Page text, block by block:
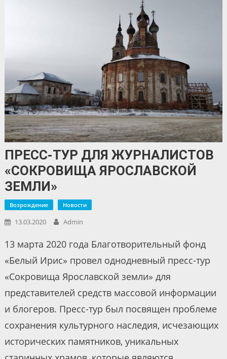
ПРЕСС-ТУР ДЛЯ ЖУРНАЛИСТОВ
«СОКРОВИЩА ЯРОСЛАВСКОЙ
ЗЕМЛИ»
Возрождение Новости
13.03.2020 Admin
13 марта 2020 года Благотворительный фонд
«Белый Ирис» провел однодневный пресс-тур
«Сокровища Ярославской земли» для
представителей средств массовой информации
и блогеров. Пресс-тур был посвящен проблеме
сохранения культурного наследия, исчезающих
исторических памятников, уникальных